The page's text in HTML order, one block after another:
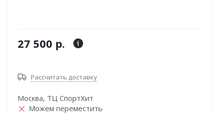
27 500 р.
Рассчитать доставку
Москва, ТЦ СпортХит
Можем переместить